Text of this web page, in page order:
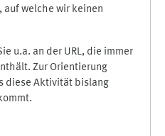
welche wir keinen
u.a. an der URL, die immer
Zur Orientierung
diese Aktivität bislang